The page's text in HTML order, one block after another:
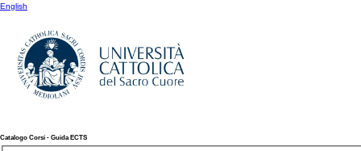
English
Catalogo Corsi - Guida ECTS